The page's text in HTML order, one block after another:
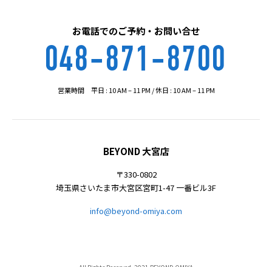
お電話でのご予約・お問い合せ
048-871-8700
営業時間 平日 : 10 AM – 11 PM / 休日 : 10 AM – 11 PM
BEYOND 大宮店
〒330-0802
埼玉県さいたま市大宮区宮町1-47 一番ビル3F
info@beyond-omiya.com